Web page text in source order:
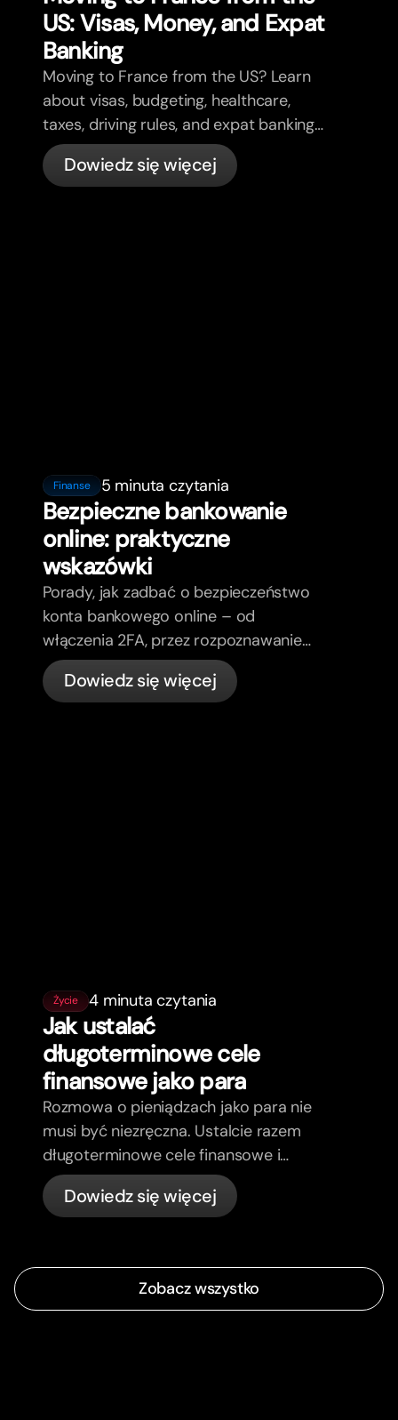
US: Visas, Money, and Expat
Banking
Moving to France from the US? Learn
about visas, budgeting, healthcare,
taxes, driving rules, and expat banking
in France with bunq.
Dowiedz się więcej
Finanse 5 minuta czytania
Bezpieczne bankowanie
online: praktyczne
wskazówki
Porady, jak zadbać o bezpieczeństwo
konta bankowego online – od
włączenia 2FA, przez rozpoznawanie
phishing, kontrolę kart, aż po to, co
bunq załatwia automatycznie.
Dowiedz się więcej
Życie 4 minuta czytania
Jak ustalać
długoterminowe cele
finansowe jako para
Rozmowa o pieniądzach jako para nie
musi być niezręczna. Ustalcie razem
długoterminowe cele finansowe i
poczujcie się bardziej zgodni.
Dowiedz się więcej
Zobacz wszystko